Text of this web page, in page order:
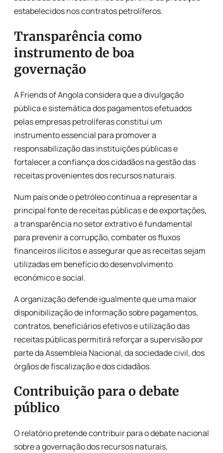
estabelecidos nos contratos petrolíferos.
Transparência como
instrumento de boa
governação
A Friends of Angola considera que a divulgação
pública e sistemática dos pagamentos efetuados
pelas empresas petrolíferas constitui um
instrumento essencial para promover a
responsabilização das instituições públicas e
fortalecer a confiança dos cidadãos na gestão das
receitas provenientes dos recursos naturais.
Num país onde o petróleo continua a representar a
principal fonte de receitas públicas e de exportações,
a transparência no setor extrativo é fundamental
para prevenir a corrupção, combater os fluxos
financeiros ilícitos e assegurar que as receitas sejam
utilizadas em benefício do desenvolvimento
económico e social.
A organização defende igualmente que uma maior
disponibilização de informação sobre pagamentos,
contratos, beneficiários efetivos e utilização das
receitas públicas permitirá reforçar a supervisão por
parte da Assembleia Nacional, da sociedade civil, dos
órgãos de fiscalização e dos cidadãos.
Contribuição para o debate
público
O relatório pretende contribuir para o debate nacional
sobre a governação dos recursos naturais,